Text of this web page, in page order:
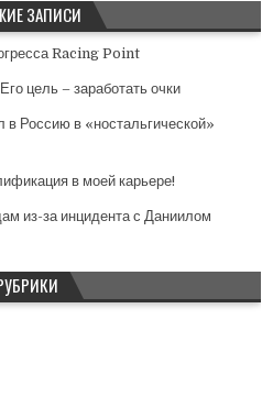
ЗАПИСИ
Racing Point
цель – заработать очки
Россию в «ностальгической»
в моей карьере!
из-за инцидента с Даниилом